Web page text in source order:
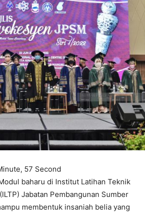
57 Second
baharu di Institut Latihan Teknik
Jabatan Pembangunan Sumber
membentuk insaniah belia yang